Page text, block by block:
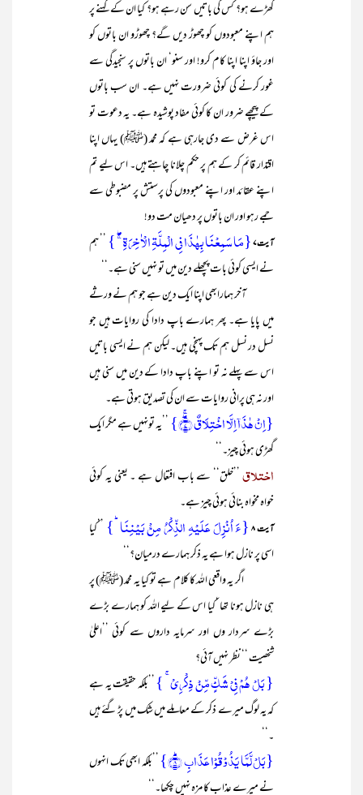
کھڑے ہو؟ کس کی باتیں سن رہے ہو؟ کیا ان کے کہنے پر
ہم اپنے معبودوں کو چھوڑ دیں گے؟ چھوڑو ان باتوں کو
اور جاؤ اپنا اپنا کام کرو! اور سنو‘ ان باتوں پر سنجیدگی سے
غور کرنے کی کوئی ضرورت نہیں ہے۔ ان سب باتوں
کے پیچھے ضرور ان کا کوئی مفاد پوشیدہ ہے۔ یہ دعوت تو
اس غرض سے دی جارہی ہے کہ محمد (ﷺ) یہاں اپنا
اقتدار قائم کر کے ہم پر حکم چلانا چاہتے ہیں۔ اس لیے تم
اپنے عقائد اور اپنے معبودوں کی پرستش پر مضبوطی سے
جمے رہو اور ان باتوں پر دھیان مت دو!
آیت ۷ {مَا سَمِعۡنَا بِہٰذَا فِی الۡمِلَّۃِ الۡاٰخِرَۃِ ۚۖ } ’’ ہم
نے ایسی کوئی بات پچھلے دین میں تو نہیں سنی ہے۔‘‘
آخر ہمارابھی اپنا ایک دین ہے جو ہم نے ورثے
میں پایا ہے۔ پھر ہمارے باپ دادا کی روایات ہیں جو
نسل در نسل ہم تک پہنچی ہیں۔ لیکن ہم نے ایسی باتیں
اس سے پہلے نہ تو اپنے باپ دادا کے دین میں سنی ہیں
اور نہ ہی پرانی روایات سے ان کی تصدیق ہوتی ہے۔
{اِنۡ ہٰذَاۤ اِلَّا اخۡتِلَاقٌ ۖ﴿ۚ۷﴾}
’’یہ تونہیں ہے مگر ایک
گھڑی ہوئی چیز۔‘‘
اختلاق ’’خلق‘‘ سے باب افتعال ہے ۔ یعنی یہ کوئی
خواہ مخواہ بنائی ہوئی چیز ہے۔
آیت ۸ {ءَ اُنۡزِلَ عَلَیۡہِ الذِّکۡرُ مِنۡۢ بَیۡنِنَا ؕ} ’’کیا
اسی پر نازل ہوا ہے یہ ذکر ہمارے درمیان؟‘‘
اگر یہ واقعی اللہ کا کلام ہے تو کیا یہ محمد (ﷺ) پر
ہی نازل ہونا تھا ‘کیا اس کے لیے اللہ کو ہمارے بڑے
بڑے سردار وں اور سرمایہ داروں سے کوئی ’’اعلیٰ
شخصیت ‘‘ نظر نہیں آئی؟
{ بَلۡ ہُمۡ فِیۡ شَکٍّ مِّنۡ ذِکۡرِیۡ ۚ } ’’بلکہ حقیقت یہ ہے
کہ یہ لوگ میرے ذکر کے معاملے میں شک میں پڑ گئے ہیں
۔‘‘
{بَلۡ لَّمَّا یَذُوۡقُوۡا عَذَابِ ؕ﴿۸﴾}
’’بلکہ ابھی تک انہوں
نے میرے عذاب کا مزہ نہیں چکھا۔‘‘